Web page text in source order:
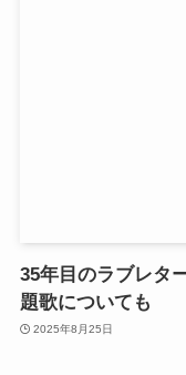
35年目のラブレタ
題歌についても
2025年8月25日